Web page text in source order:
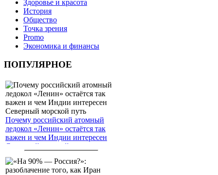
Здоровье и красота
История
Общество
Точка зрения
Promo
Экономика и финансы
ПОПУЛЯРНОЕ
Почему российский атомный
ледокол «Ленин» остаётся так
важен и чем Индии интересен
Северный морской путь